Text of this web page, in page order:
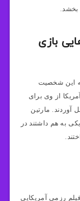
بخشد.
بازی
این شخصیت
از وی برای
آوردند. مارتین
به هم داشتند در
رزمی آمریکایی